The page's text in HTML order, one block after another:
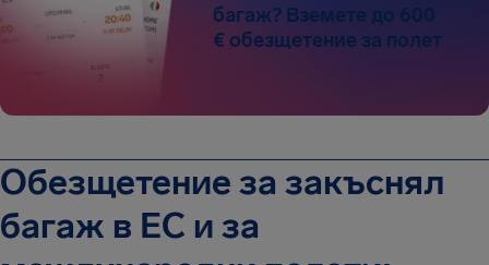
багаж? Вземете до 600
€ обезщетение за полет
Обезщетение за закъснял
багаж в ЕС и за